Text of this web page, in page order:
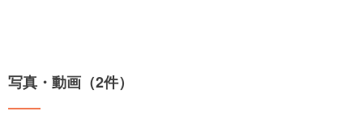
写真・動画（2件）